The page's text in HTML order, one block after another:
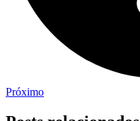
Próximo